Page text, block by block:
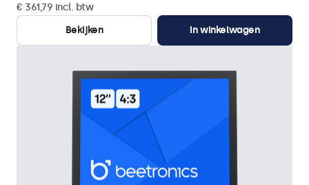
€ 361,79 incl. btw
Bekijken
In winkelwagen